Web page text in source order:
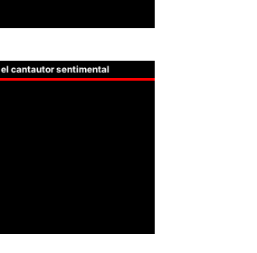
cantautor sentimental